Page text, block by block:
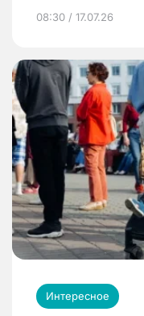
08:30 / 17.07.26
Интересное